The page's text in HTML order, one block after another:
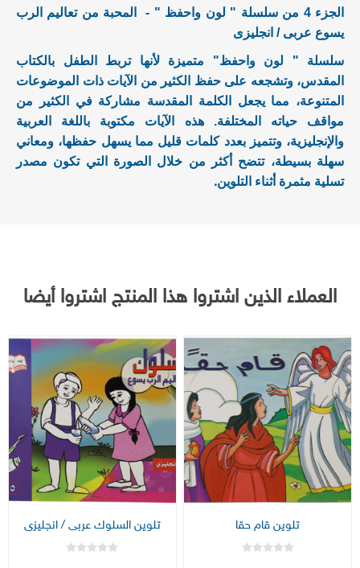
الجزء 4 من سلسلة " لون واحفظ " - المحبة من تعاليم الرب
يسوع عربى / انجليزى
سلسلة " لون واحفظ" متميزة لأنها تربط الطفل بالكتاب
المقدس، وتشجعه على حفظ الكثير من الآيات ذات الموضوعات
المتنوعة، مما يجعل الكلمة المقدسة مشاركة في الكثير من
مواقف حياته المختلفة. هذه الآيات مكتوبة باللغة العربية
والإنجليزية، وتتميز بعدد كلمات قليل مما يسهل حفظها، ومعاني
سهلة بسيطة، تتضح أكثر من خلال الصورة التي تكون مصدر
تسلية مثمرة أثناء التلوين.
العملاء الذين اشتروا هذا المنتج اشتروا أيضا
تلوين قام حقا تلوين السلوك عربى / انجليزى